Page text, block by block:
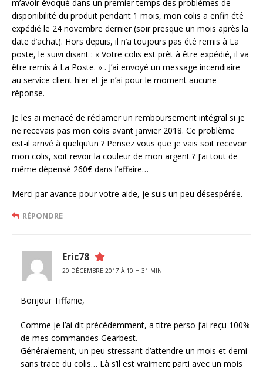
m’avoir évoqué dans un premier temps des problèmes de
disponibilité du produit pendant 1 mois, mon colis a enfin été
expédié le 24 novembre dernier (soir presque un mois après la
date d’achat). Hors depuis, il n’a toujours pas été remis à La
poste, le suivi disant : « Votre colis est prêt à être expédié, il va
être remis à La Poste. » . J’ai envoyé un message incendiaire
au service client hier et je n’ai pour le moment aucune
réponse.
Je les ai menacé de réclamer un remboursement intégral si je
ne recevais pas mon colis avant janvier 2018. Ce problème
est-il arrivé à quelqu’un ? Pensez vous que je vais soit recevoir
mon colis, soit revoir la couleur de mon argent ? J’ai tout de
même dépensé 260€ dans l’affaire…
Merci par avance pour votre aide, je suis un peu désespérée.
RÉPONDRE
Eric78
20 DÉCEMBRE 2017 À 10 H 31 MIN
Bonjour Tiffanie,
Comme je l’ai dit précédemment, a titre perso j’ai reçu 100%
de mes commandes Gearbest.
Généralement, un peu stressant d’attendre un mois et demi
sans trace du colis… Là s’il est vraiment parti avec un mois